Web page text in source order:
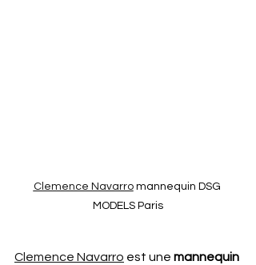
Clemence Navarro mannequin DSG
MODELS Paris
Clemence Navarro est une mannequin